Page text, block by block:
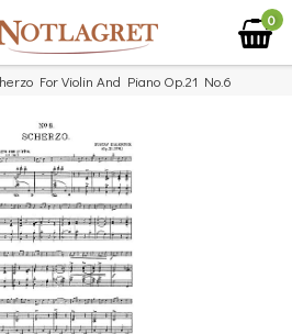
0
For Violin And Piano Op.21 No.6
inte detta...